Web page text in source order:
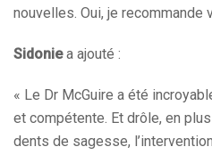
nouvelles. Oui, je recommande
Sidoniea ajouté :
« Le Dr McGuire a été
et compétente. Et drôle, en
dents de sagesse,